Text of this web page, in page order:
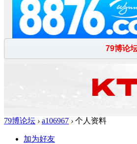
79博论坛 › a106967 › 个人资料
加为好友